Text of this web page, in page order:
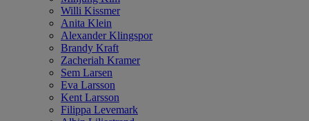
Willi Kissmer
Anita Klein
Alexander Klingspor
Brandy Kraft
Zacheriah Kramer
Sem Larsen
Eva Larsson
Kent Larsson
Filippa Levemark